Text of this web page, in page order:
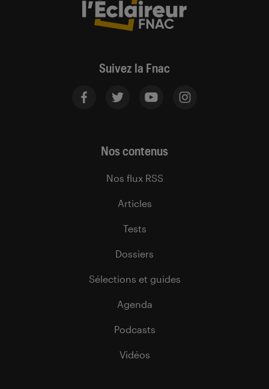
Suivez la Fnac
Nos contenus
Nos flux RSS
Articles
Tests
Dossiers
Sélections et guides
Agenda
Podcasts
Vidéos